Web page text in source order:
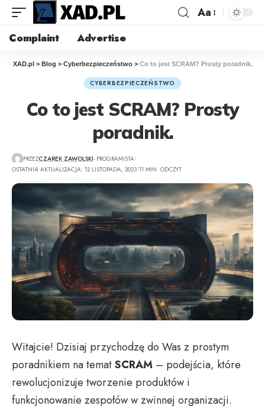
Aa
Complaint Advertise
XAD.pl> Blog > Cyberbezpieczeństwo> Co to jest SCRAM? Prosty poradnik.
CYBERBEZPIECZEŃSTWO
Co to jest SCRAM? Prosty
poradnik.
PRZEZCZAREK ZAWOLSKI- PROGRAMISTA
OSTATNIA AKTUALIZACJA: 12 LISTOPADA, 2023 11 MIN. ODCZYT
Witajcie! Dzisiaj przychodzę do Was z prostym
poradnikiem na tematSCRAM – podejścia, które
rewolucjonizuje tworzenie produktów i
funkcjonowanie zespołów w zwinnej organizacji.